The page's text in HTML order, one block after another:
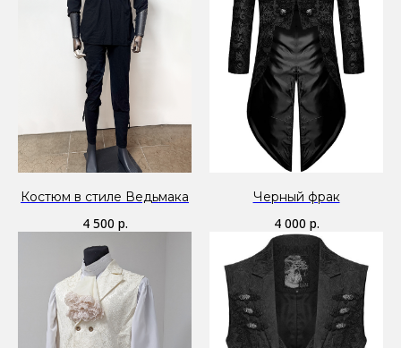
Костюм в стиле Ведьмака
4 500 р.
Черный фрак
4 000 р.